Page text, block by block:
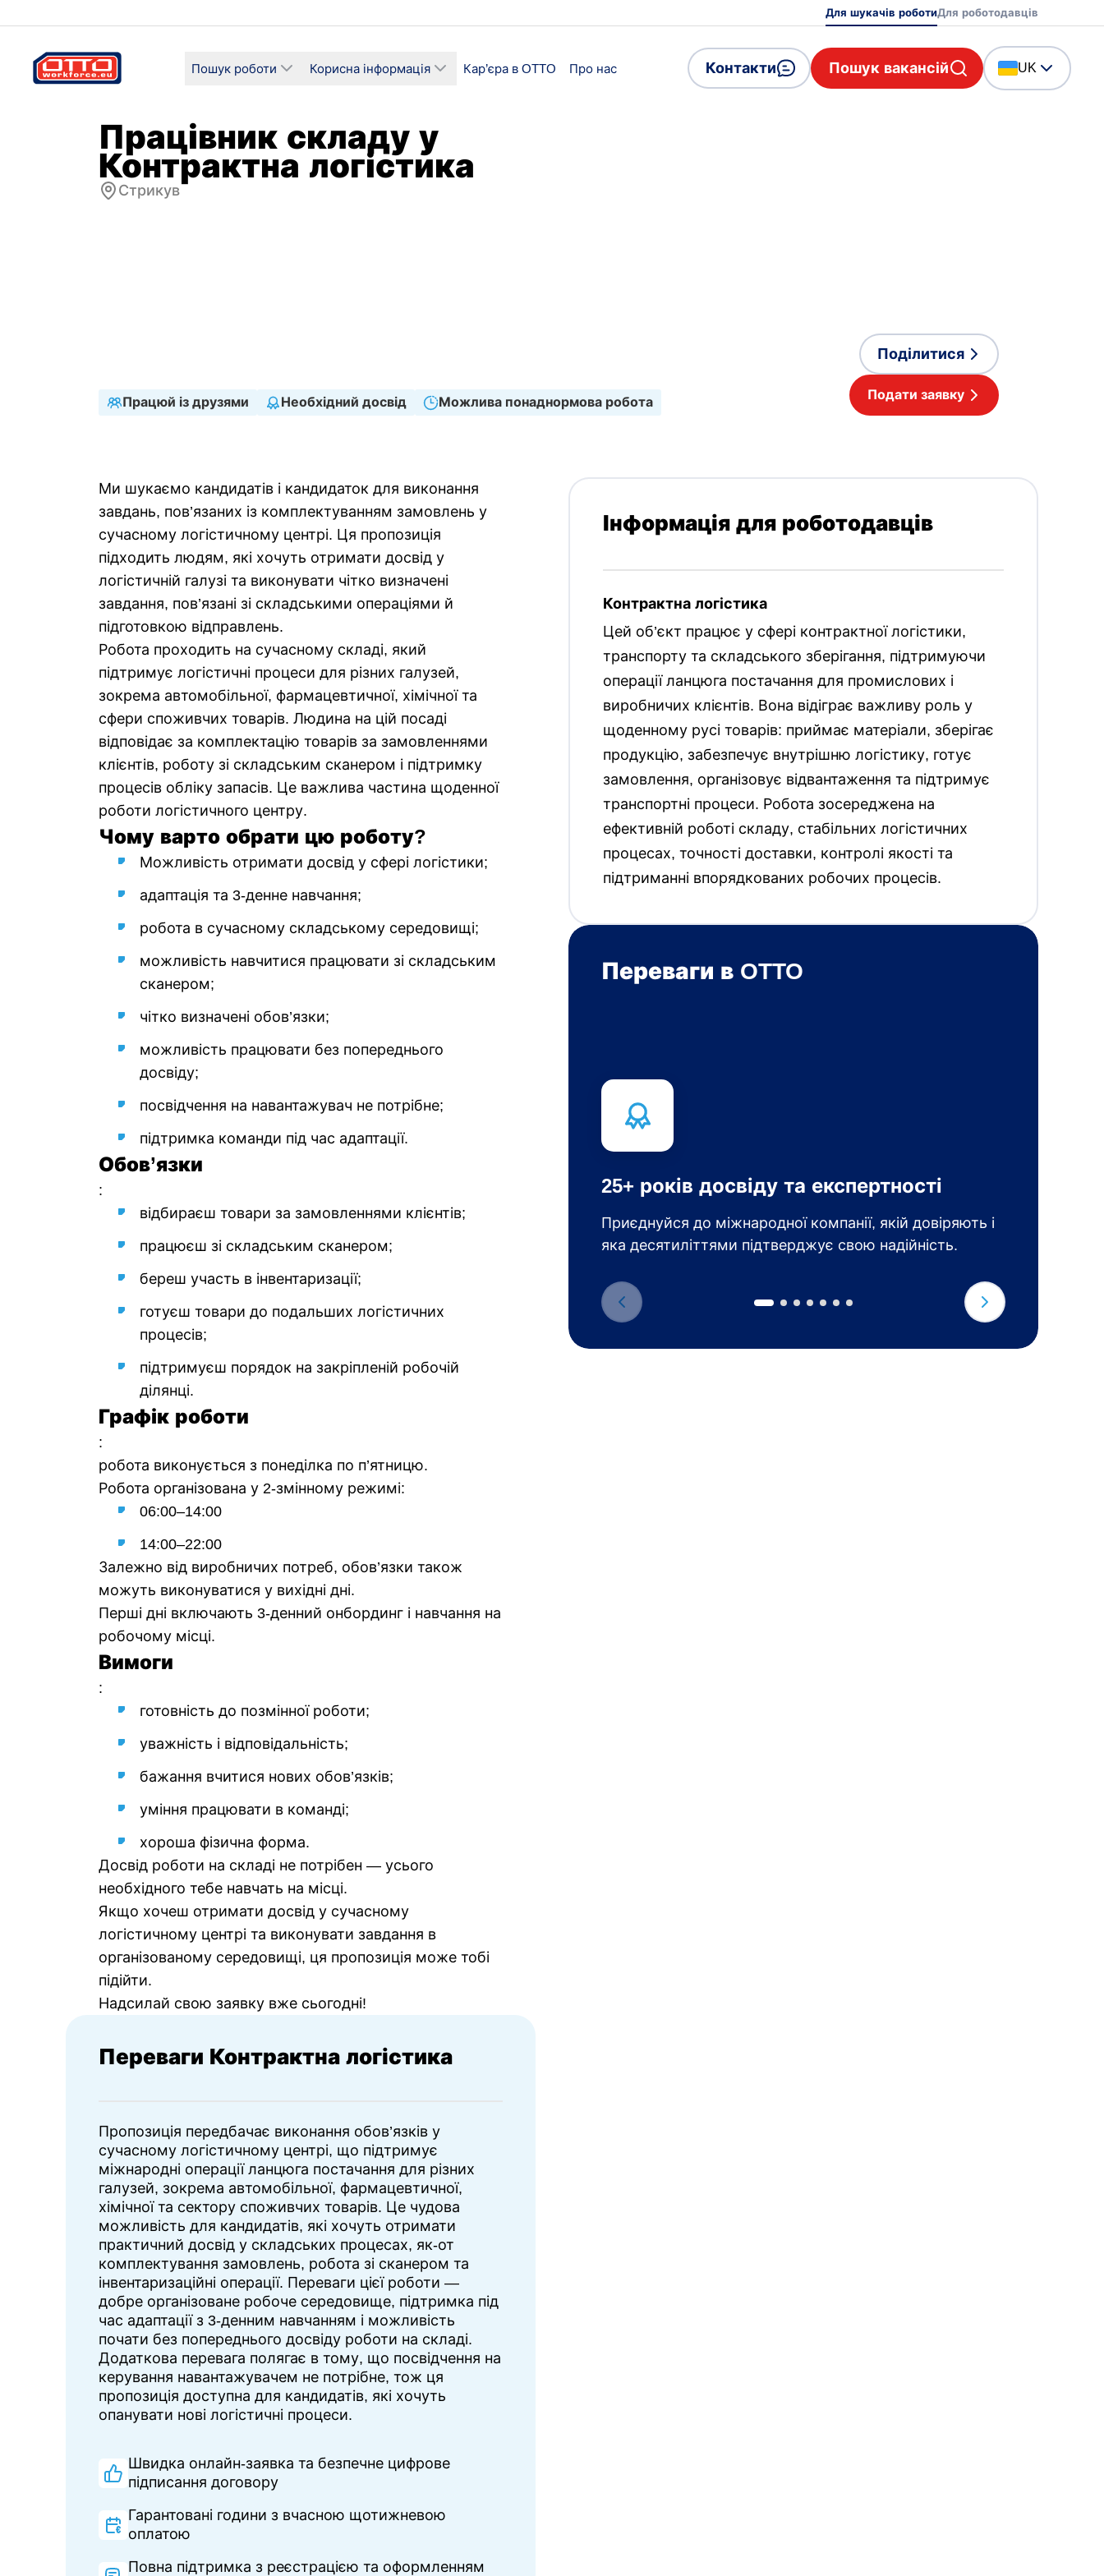
Для шукачів роботиДля роботодавців
Пошук роботи Корисна інформація Кар’єра в OTTO Про нас Контакти Пошук вакансій UK
Працівник складу у
Контрактна логістика
Стрикув
Працюй із друзями Необхідний досвід Можлива понаднормова робота
Поділитися
Подати заявку
Ми шукаємо кандидатів і кандидаток для виконання
завдань, пов’язаних із комплектуванням замовлень у
сучасному логістичному центрі. Ця пропозиція
підходить людям, які хочуть отримати досвід у
логістичній галузі та виконувати чітко визначені
завдання, пов’язані зі складськими операціями й
підготовкою відправлень.
Робота проходить на сучасному складі, який
підтримує логістичні процеси для різних галузей,
зокрема автомобільної, фармацевтичної, хімічної та
сфери споживчих товарів. Людина на цій посаді
відповідає за комплектацію товарів за замовленнями
клієнтів, роботу зі складським сканером і підтримку
процесів обліку запасів. Це важлива частина щоденної
роботи логістичного центру.
Чому варто обрати цю роботу?
Можливість отримати досвід у сфері логістики;
адаптація та 3-денне навчання;
робота в сучасному складському середовищі;
можливість навчитися працювати зі складським
сканером;
чітко визначені обов’язки;
можливість працювати без попереднього
досвіду;
посвідчення на навантажувач не потрібне;
підтримка команди під час адаптації.
Обов’язки
:
відбираєш товари за замовленнями клієнтів;
працюєш зі складським сканером;
береш участь в інвентаризації;
готуєш товари до подальших логістичних
процесів;
підтримуєш порядок на закріпленій робочій
ділянці.
Графік роботи
:
робота виконується з понеділка по п’ятницю.
Робота організована у 2-змінному режимі:
06:00–14:00
14:00–22:00
Залежно від виробничих потреб, обов’язки також
можуть виконуватися у вихідні дні.
Перші дні включають 3-денний онбординг і навчання на
робочому місці.
Вимоги
:
готовність до позмінної роботи;
уважність і відповідальність;
бажання вчитися нових обов’язків;
уміння працювати в команді;
хороша фізична форма.
Досвід роботи на складі не потрібен — усього
необхідного тебе навчать на місці.
Якщо хочеш отримати досвід у сучасному
логістичному центрі та виконувати завдання в
організованому середовищі, ця пропозиція може тобі
підійти.
Надсилай свою заявку вже сьогодні!
Переваги Контрактна логістика
Пропозиція передбачає виконання обов’язків у
сучасному логістичному центрі, що підтримує
міжнародні операції ланцюга постачання для різних
галузей, зокрема автомобільної, фармацевтичної,
хімічної та сектору споживчих товарів. Це чудова
можливість для кандидатів, які хочуть отримати
практичний досвід у складських процесах, як-от
комплектування замовлень, робота зі сканером та
інвентаризаційні операції. Переваги цієї роботи —
добре організоване робоче середовище, підтримка під
час адаптації з 3-денним навчанням і можливість
почати без попереднього досвіду роботи на складі.
Додаткова перевага полягає в тому, що посвідчення на
керування навантажувачем не потрібне, тож ця
пропозиція доступна для кандидатів, які хочуть
опанувати нові логістичні процеси.
Швидка онлайн-заявка та безпечне цифрове
підписання договору
Гарантовані години з вчасною щотижневою
оплатою
Повна підтримка з реєстрацією та оформленням
Інформація для роботодавців
Контрактна логістика
Цей об’єкт працює у сфері контрактної логістики,
транспорту та складського зберігання, підтримуючи
операції ланцюга постачання для промислових і
виробничих клієнтів. Вона відіграє важливу роль у
щоденному русі товарів: приймає матеріали, зберігає
продукцію, забезпечує внутрішню логістику, готує
замовлення, організовує відвантаження та підтримує
транспортні процеси. Робота зосереджена на
ефективній роботі складу, стабільних логістичних
процесах, точності доставки, контролі якості та
підтриманні впорядкованих робочих процесів.
Переваги в OTTO
25+ років досвіду та експертності
Приєднуйся до міжнародної компанії, якій довіряють і
яка десятиліттями підтверджує свою надійність.